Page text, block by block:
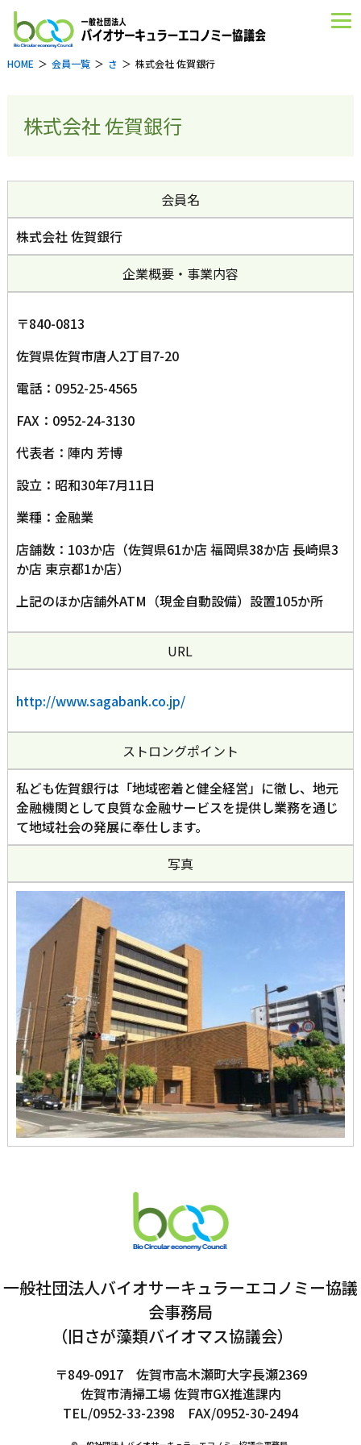
HOME 会員一覧 さ 株式会社 佐賀銀行
株式会社 佐賀銀行
会員名
株式会社 佐賀銀行
企業概要・事業内容
〒840-0813
佐賀県佐賀市唐人2丁目7-20
電話：0952-25-4565
FAX：0952-24-3130
代表者：陣内 芳博
設立：昭和30年7月11日
業種：金融業
店舗数：103か店（佐賀県61か店 福岡県38か店 長崎県3
か店 東京都1か店）
上記のほか店舗外ATM（現金自動設備）設置105か所
URL
http://www.sagabank.co.jp/
ストロングポイント
私ども佐賀銀行は「地域密着と健全経営」に徹し、地元
金融機関として良質な金融サービスを提供し業務を通じ
て地域社会の発展に奉仕します。
写真
一般社団法人バイオサーキュラーエコノミー協議
会事務局
（旧さが藻類バイオマス協議会）
〒849-0917 佐賀市高木瀬町大字長瀬2369
佐賀市清掃工場 佐賀市GX推進課内
TEL/0952-33-2398 FAX/0952-30-2494